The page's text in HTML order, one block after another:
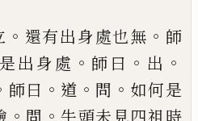
。 還有出身處也無 。 師
出身處 。 師曰 。 出 。
師曰 。 道 。 問 。 如何是
。 問 。牛頭未見四祖時